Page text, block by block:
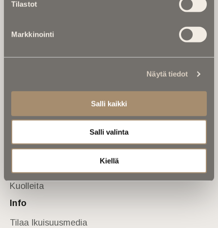
Tilastot
Markkinointi
Näytä tiedot
Salli kaikki
Salli valinta
Kiellä
kuolinuutiset ja kuolintiedot.
Anna palautetta
Muistokirjoituksia
Kuolema koskettaa
Asiantuntijoilta
Kuolleita
Info
Tilaa Ikuisuusmedia